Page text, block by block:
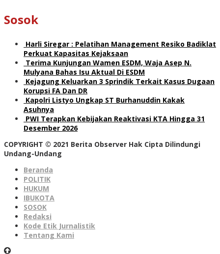
Sosok
Harli Siregar : Pelatihan Management Resiko Badiklat
Perkuat Kapasitas Kejaksaan
Terima Kunjungan Wamen ESDM, Waja Asep N.
Mulyana Bahas Isu Aktual Di ESDM
Kejagung Keluarkan 3 Sprindik Terkait Kasus Dugaan
Korupsi FA Dan DR
Kapolri Listyo Ungkap ST Burhanuddin Kakak
Asuhnya
PWI Terapkan Kebijakan Reaktivasi KTA Hingga 31
Desember 2026
COPYRIGHT © 2021 Berita Observer Hak Cipta Dilindungi
Undang-Undang
Beranda
POLITIK
HUKUM
IBUKOTA
SOSOK
Redaksi
Kode Etik Jurnalistik
Tentang Kami